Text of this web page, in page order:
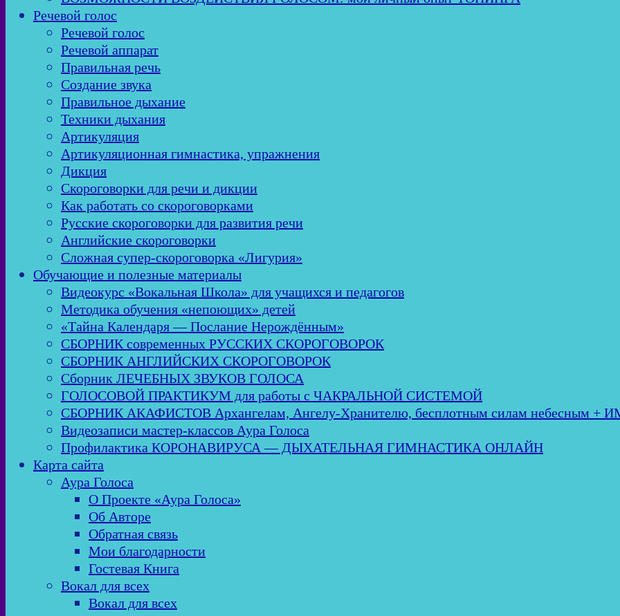
Речевой голос
Речевой голос
Речевой аппарат
Правильная речь
Создание звука
Правильное дыхание
Техники дыхания
Артикуляция
Артикуляционная гимнастика, упражнения
Дикция
Скороговорки для речи и дикции
Как работать со скороговорками
Русские скороговорки для развития речи
Английские скороговорки
Сложная супер-скороговорка «Лигурия»
Обучающие и полезные материалы
Видеокурс «Вокальная Школа» для учащихся и педагогов
Методика обучения «непоющих» детей
«Тайна Календаря — Послание Нерождённым»
СБОРНИК современных РУССКИХ СКОРОГОВОРОК
СБОРНИК АНГЛИЙСКИХ СКОРОГОВОРОК
Сборник ЛЕЧЕБНЫХ ЗВУКОВ ГОЛОСА
ГОЛОСОВОЙ ПРАКТИКУМ для работы с ЧАКРАЛЬНОЙ СИСТЕМОЙ
СБОРНИК АКАФИСТОВ Архангелам, Ангелу-Хранителю, бесплотным силам небесным +
Видеозаписи мастер-классов Аура Голоса
Профилактика КОРОНАВИРУСА — ДЫХАТЕЛЬНАЯ ГИМНАСТИКА ОНЛАЙН
Карта сайта
Аура Голоса
О Проекте «Аура Голоса»
Об Авторе
Обратная связь
Мои благодарности
Гостевая Книга
Вокал для всех
Вокал для всех